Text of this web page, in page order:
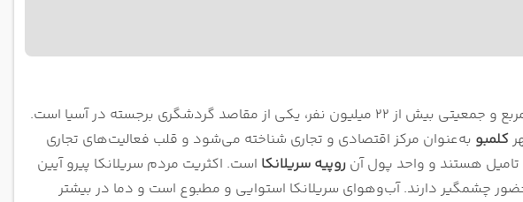
سریلانکا، کشوری جزیره‌ای با وسعت حدود ۶۵ هزار کیلومتر مربع و جمعیتی بیش از ۲۲ میلیون نفر، یکی از مقاصد گردشگری برجسته در آسیا است.
کلمبو به‌عنوان مرکز اقتصادی و تجاری شناخته می‌شود و قلب فعالیت‌های تجاری
هستند و واحد پول آن روپیه سریلانکا است. اکثریت مردم سریلانکا پیرو آیین
چشمگیر دارند. آب‌وهوای سریلانکا استوایی و مطبوع است و دما در بیشتر